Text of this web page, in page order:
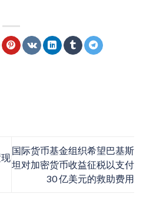
国际货币基金组织希望巴基斯
坦对加密货币收益征税以支付
30 亿美元的救助费用